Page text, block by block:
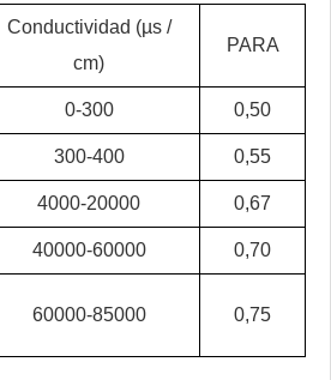
Conductividad (µs /
cm)
PARA
0-300 0,50
300-400 0,55
4000-20000 0,67
40000-60000 0,70
60000-85000 0,75